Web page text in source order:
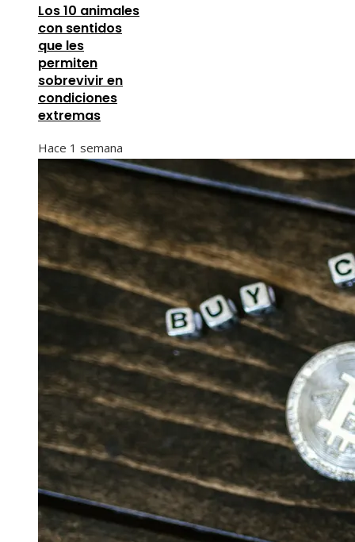
Los 10 animales
con sentidos
que les
permiten
sobrevivir en
condiciones
extremas
Hace 1 semana